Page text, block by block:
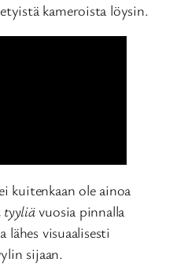
kameroista löysin.
kuitenkaan ole ainoa
tyyliävuosia pinnalla
visuaalisesti
sijaan.